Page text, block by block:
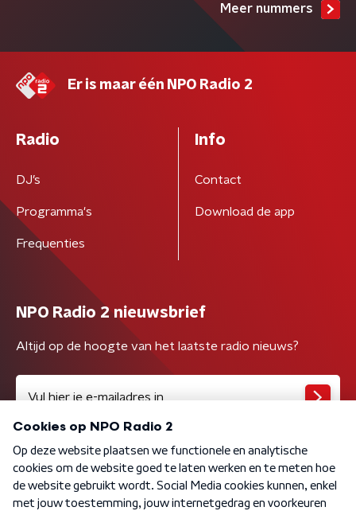
Meer nummers
Er is maar één NPO Radio 2
Radio
DJ’s
Programma's
Frequenties
Info
Contact
Download de app
NPO Radio 2 nieuwsbrief
Altijd op de hoogte van het laatste radio nieuws?
Algemene voorwaarden